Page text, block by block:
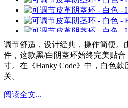
调节舒适，设计经典，操作简便。
件，这款黑/白阴茎环始终完美贴
寸。在《Hanky Code》中，白色
关。
阅读全文...